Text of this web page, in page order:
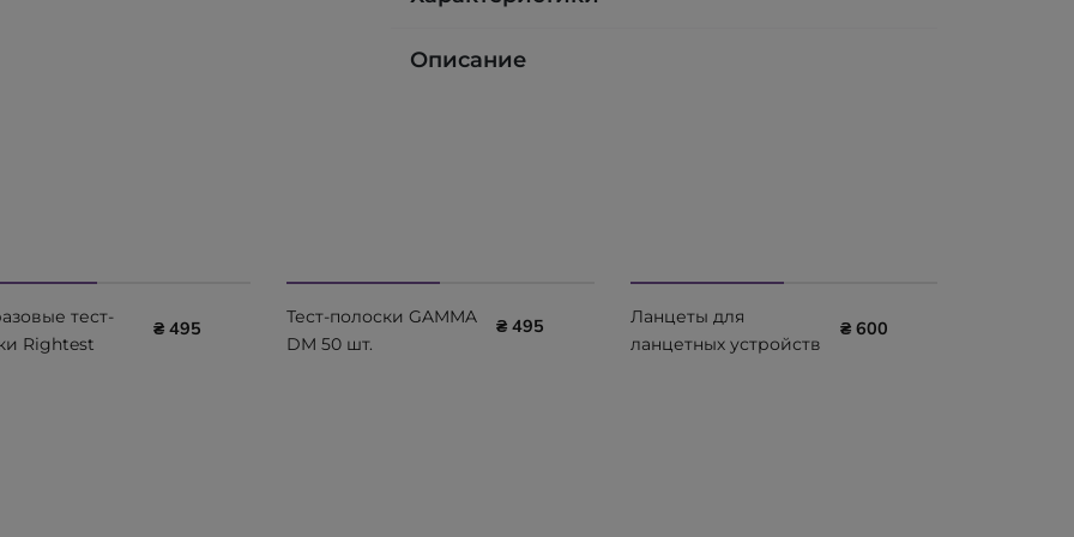
Описание
тест-
Rightest
₴ 495
Тест-полоски GAMMA
DM 50 шт.
₴ 495
Ланцеты для
ланцетных устройств
₴ 600